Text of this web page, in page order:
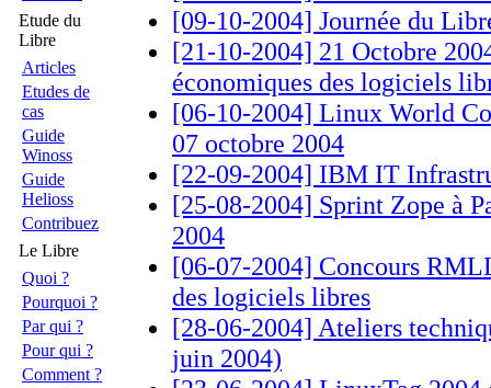
Etude du
Libre
Articles
Etudes de
cas
Guide
Winoss
Guide
Helioss
Contribuez
Le Libre
Quoi ?
Pourquoi ?
Par qui ?
Pour qui ?
Comment ?
[09-10-2004] Journée du
[21-10-2004] 21 Octobre
économiques des logiciels
[06-10-2004] Linux World
07 octobre 2004
[22-09-2004] IBM IT
[25-08-2004] Sprint Zope à
2004
[06-07-2004] Concours
des logiciels libres
[28-06-2004] Ateliers
juin 2004)